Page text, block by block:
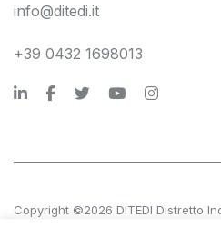
info@ditedi.it
+39 0432 1698013
Copyright ©2026 DITEDI Distretto